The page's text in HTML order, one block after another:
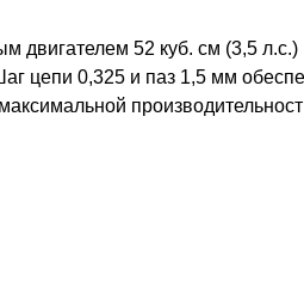
52 куб. см (3,5
цепи 0,325 и паз 1,5 мм